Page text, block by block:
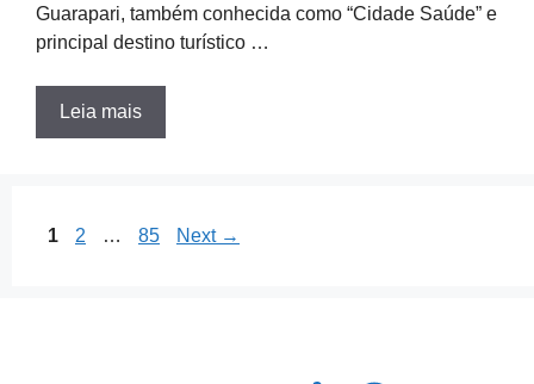
Guarapari, também conhecida como “Cidade Saúde” e
principal destino turístico …
Leia mais
Page
1 Page
2 … Page
85 Next →